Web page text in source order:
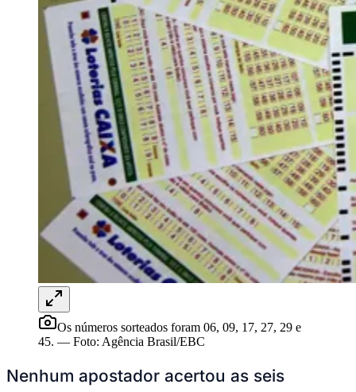
Para Sua Empresa
Anuncie Regional
Guia de Empresas
Vagas na Região
Novo
Hub de Negócios
Guia Comercial
Selo Verificado
Portal Educacional
Agenda de Vestibulares
Vagas de Emprego
Concursos
Panorama Econômico
Panorama Econômico
Para Sua Empresa
Anuncie no Portal
Verificar Empresa
Anunciar Vagas
Novo
Publicidade Legal
NFL
Os números sorteados foram 06, 09, 17, 27, 29 e
45. — Foto: Agência Brasil/EBC
Nenhum apostador acertou as seis